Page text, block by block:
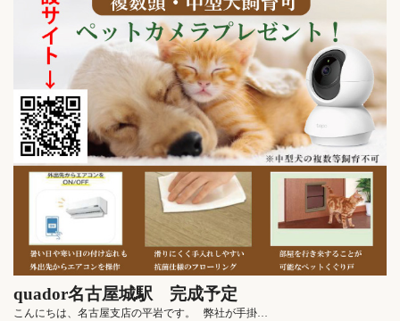
quador名古屋城駅 完成予定
こんにちは、名古屋支店の平岩です。 弊社が手掛…